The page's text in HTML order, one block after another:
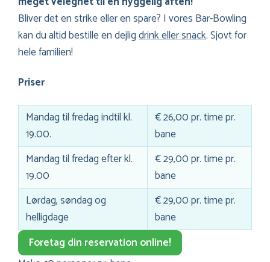
Bliver det en strike eller en spare? I vores Bar-Bowling
kan du altid bestille en dejligdrink eller snack. Sjovt for
hele familien!
Priser
Mandag til fredag indtil kl.
19.00.
€ 26,00 pr. time pr.
bane
Mandag til fredag efter kl.
19.00
€ 29,00 pr. time pr.
bane
Lørdag, søndag og
helligdage
€ 29,00 pr. time pr.
bane
Foretag din reservation online!